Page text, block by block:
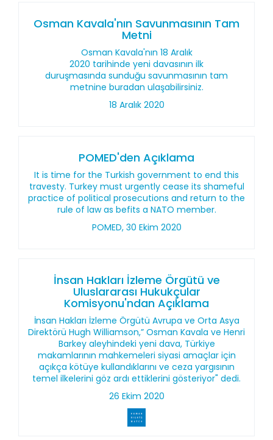
Osman Kavala'nın Savunmasının Tam
Metni
Osman Kavala'nın 18 Aralık
2020 tarihinde yeni davasının ilk
duruşmasında sunduğu savunmasının tam
metnine buradan ulaşabilirsiniz.
18 Aralık 2020
POMED'den Açıklama
It is time for the Turkish government to end this
travesty. Turkey must urgently cease its shameful
practice of political prosecutions and return to the
rule of law as befits a NATO member.
POMED, 30 Ekim 2020
İnsan Hakları İzleme Örgütü ve
Uluslararası Hukukçular
Komisyonu'ndan Açıklama
İnsan Hakları İzleme Örgütü Avrupa ve Orta Asya
Direktörü Hugh Williamson,” Osman Kavala ve Henri
Barkey aleyhindeki yeni dava, Türkiye
makamlarının mahkemeleri siyasi amaçlar için
açıkça kötüye kullandıklarını ve ceza yargısının
temel ilkelerini göz ardı ettiklerini gösteriyor" dedi.
26 Ekim 2020